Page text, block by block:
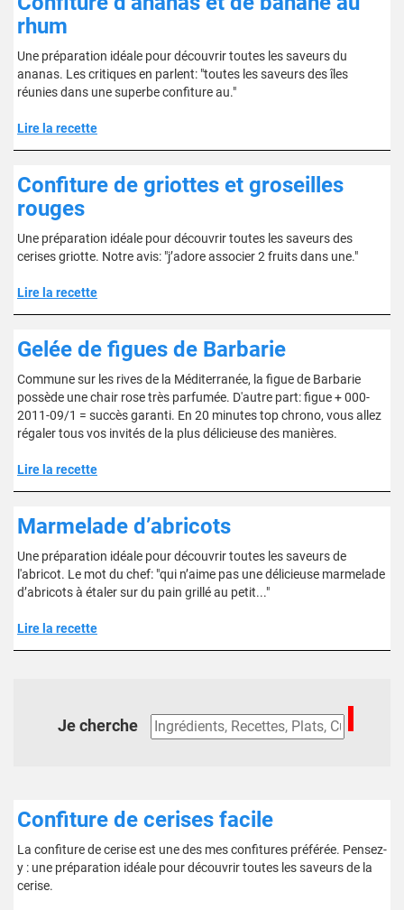
rhum
Une préparation idéale pour découvrir toutes les saveurs du
ananas. Les critiques en parlent: "toutes les saveurs des îles
réunies dans une superbe confiture au."
Lire la recette
Confiture de griottes et groseilles
rouges
Une préparation idéale pour découvrir toutes les saveurs des
cerises griotte. Notre avis: "j’adore associer 2 fruits dans une."
Lire la recette
Gelée de figues de Barbarie
Commune sur les rives de la Méditerranée, la figue de Barbarie
possède une chair rose très parfumée. D'autre part: figue + 000-
2011-09/1 = succès garanti. En 20 minutes top chrono, vous allez
régaler tous vos invités de la plus délicieuse des manières.
Lire la recette
Marmelade d’abricots
Une préparation idéale pour découvrir toutes les saveurs de
l'abricot. Le mot du chef: "qui n’aime pas une délicieuse marmelade
d’abricots à étaler sur du pain grillé au petit..."
Lire la recette
Je cherche
Confiture de cerises facile
La confiture de cerise est une des mes confitures préférée. Pensez-
y : une préparation idéale pour découvrir toutes les saveurs de la
cerise.